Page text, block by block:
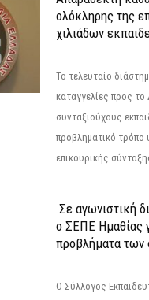
ολόκληρης της
χιλιάδων
Το τελευταίο
καταγγελίες προς
συνταξιούχους
προβληματικό τρόπο
επικουρικής
Σε αγωνιστική
ο ΣΕΠΕ Ημαθίας
προβλήματα των
Ο Σύλλογος